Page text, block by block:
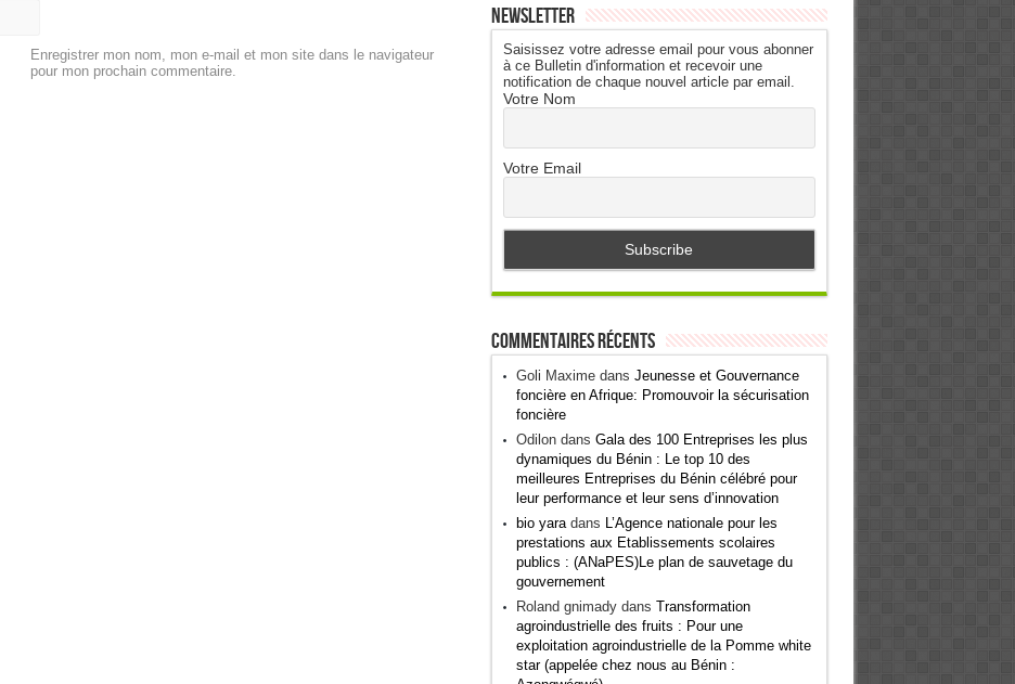
Enregistrer mon nom, mon e-mail et mon site dans le navigateur
pour mon prochain commentaire.
Newsletter
Saisissez votre adresse email pour vous abonner
à ce Bulletin d'information et recevoir une
notification de chaque nouvel article par email.
Votre Nom
Votre Email
Commentaires récents
Goli Maximedans Jeunesse et Gouvernance
foncière en Afrique: Promouvoir la sécurisation
foncière
Odilondans Gala des 100 Entreprises les plus
dynamiques du Bénin : Le top 10 des
meilleures Entreprises du Bénin célébré pour
leur performance et leur sens d’innovation
bio yaradans L’Agence nationale pour les
prestations aux Etablissements scolaires
publics : (ANaPES)Le plan de sauvetage du
gouvernement
Roland gnimadydans Transformation
agroindustrielle des fruits : Pour une
exploitation agroindustrielle de la Pomme white
star (appelée chez nous au Bénin :